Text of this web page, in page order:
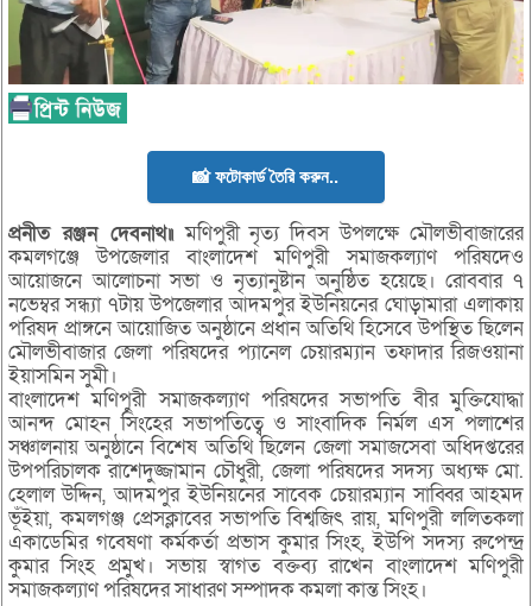
📸 ফটোকার্ড তৈরি করুন..
প্রনীত রঞ্জন দেবনাথ॥মণিপুরী নৃত্য দিবস উপলক্ষে মৌলভীবাজারের
কমলগঞ্জে উপজেলার বাংলাদেশ মণিপুরী সমাজকল্যাণ পরিষদেও
আয়োজনে আলোচনা সভা ও নৃত্যানুষ্টান অনুষ্ঠিত হয়েছে। রোববার ৭
নভেম্বর সন্ধ্যা ৭টায় উপজেলার আদমপুর ইউনিয়নের ঘোড়ামারা এলাকায়
পরিষদ প্রাঙ্গনে আয়োজিত অনুষ্ঠানে প্রধান অতিথি হিসেবে উপস্থিত ছিলেন
মৌলভীবাজার জেলা পরিষদের প্যানেল চেয়ারম্যান তফাদার রিজওয়ানা
ইয়াসমিন সুমী।
বাংলাদেশ মণিপুরী সমাজকল্যাণ পরিষদের সভাপতি বীর মুক্তিযোদ্ধা
আনন্দ মোহন সিংহের সভাপতিত্বে ও সাংবাদিক নির্মল এস পলাশের
সঞ্চালনায় অনুষ্ঠানে বিশেষ অতিথি ছিলেন জেলা সমাজসেবা অধিদপ্তরের
উপপরিচালক রাশেদুজ্জামান চৌধুরী, জেলা পরিষদের সদস্য অধ্যক্ষ মো.
হেলাল উদ্দিন, আদমপুর ইউনিয়নের সাবেক চেয়ারম্যান সাব্বির আহমদ
ভূঁইয়া, কমলগঞ্জ প্রেসক্লাবের সভাপতি বিশ্বজিৎ রায়, মণিপুরী ললিতকলা
একাডেমির গবেষণা কর্মকর্তা প্রভাস কুমার সিংহ, ইউপি সদস্য রুপেন্দ্র
কুমার সিংহ প্রমুখ। সভায় স্বাগত বক্তব্য রাখেন বাংলাদেশ মণিপুরী
সমাজকল্যাণ পরিষদের সাধারণ সম্পাদক কমলা কান্ত সিংহ।